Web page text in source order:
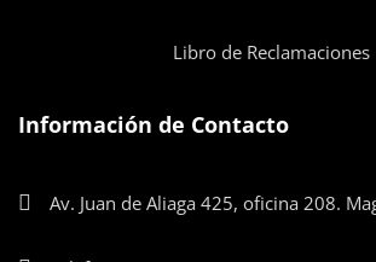
Libro de Reclamaciones
Información de Contacto
Av. Juan de Aliaga 425, oficina 208.